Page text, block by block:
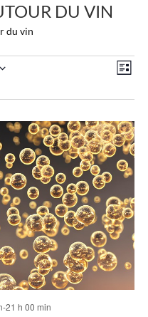
DU VIN
du vin
PAR
DE
Liste
-21 h 00 min